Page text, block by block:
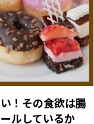
！その食欲は腸
ルしているか